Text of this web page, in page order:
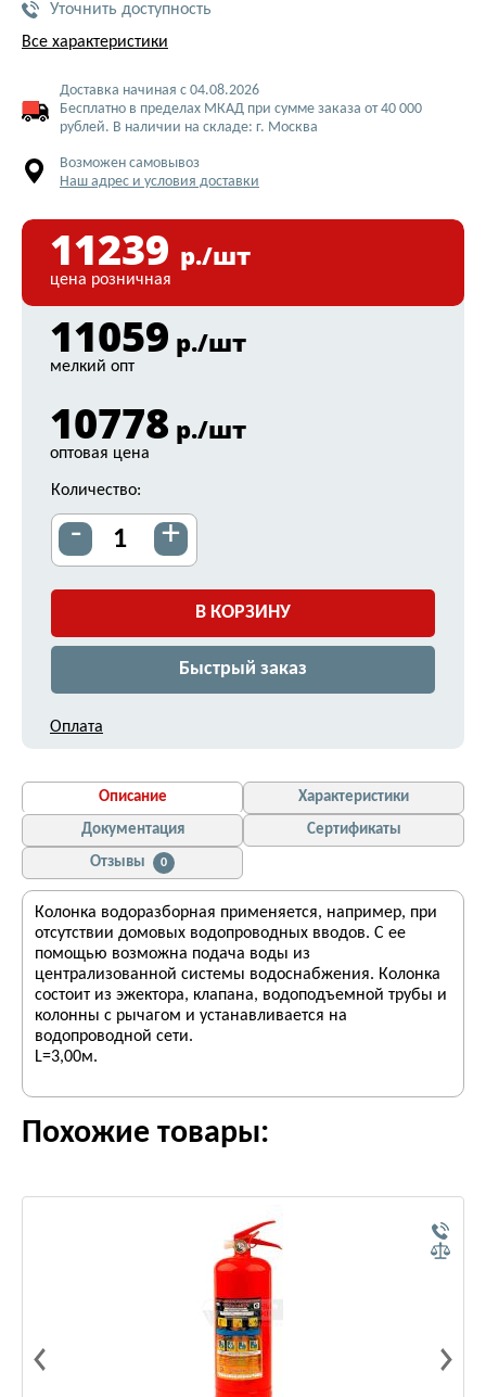
Уточнить доступность
Все характеристики
Доставка начиная с 04.08.2026
Бесплатно в пределах МКАД при сумме заказа от 40 000
рублей. В наличии на складе: г. Москва
Возможен самовывоз
Наш адрес и условия доставки
11239 р./шт
цена розничная
11059 р./шт
мелкий опт
10778 р./шт
оптовая цена
Количество:
- +
В КОРЗИНУ
Быстрый заказ
Оплата
Описание
Характеристики
Документация
Сертификаты
Отзывы
0
Колонка водоразборная применяется, например, при
отсутствии домовых водопроводных вводов. С ее
помощью возможна подача воды из
централизованной системы водоснабжения. Колонка
состоит из эжектора, клапана, водоподъемной трубы и
колонны с рычагом и устанавливается на
водопроводной сети.
L=3,00м.
Похожие товары: